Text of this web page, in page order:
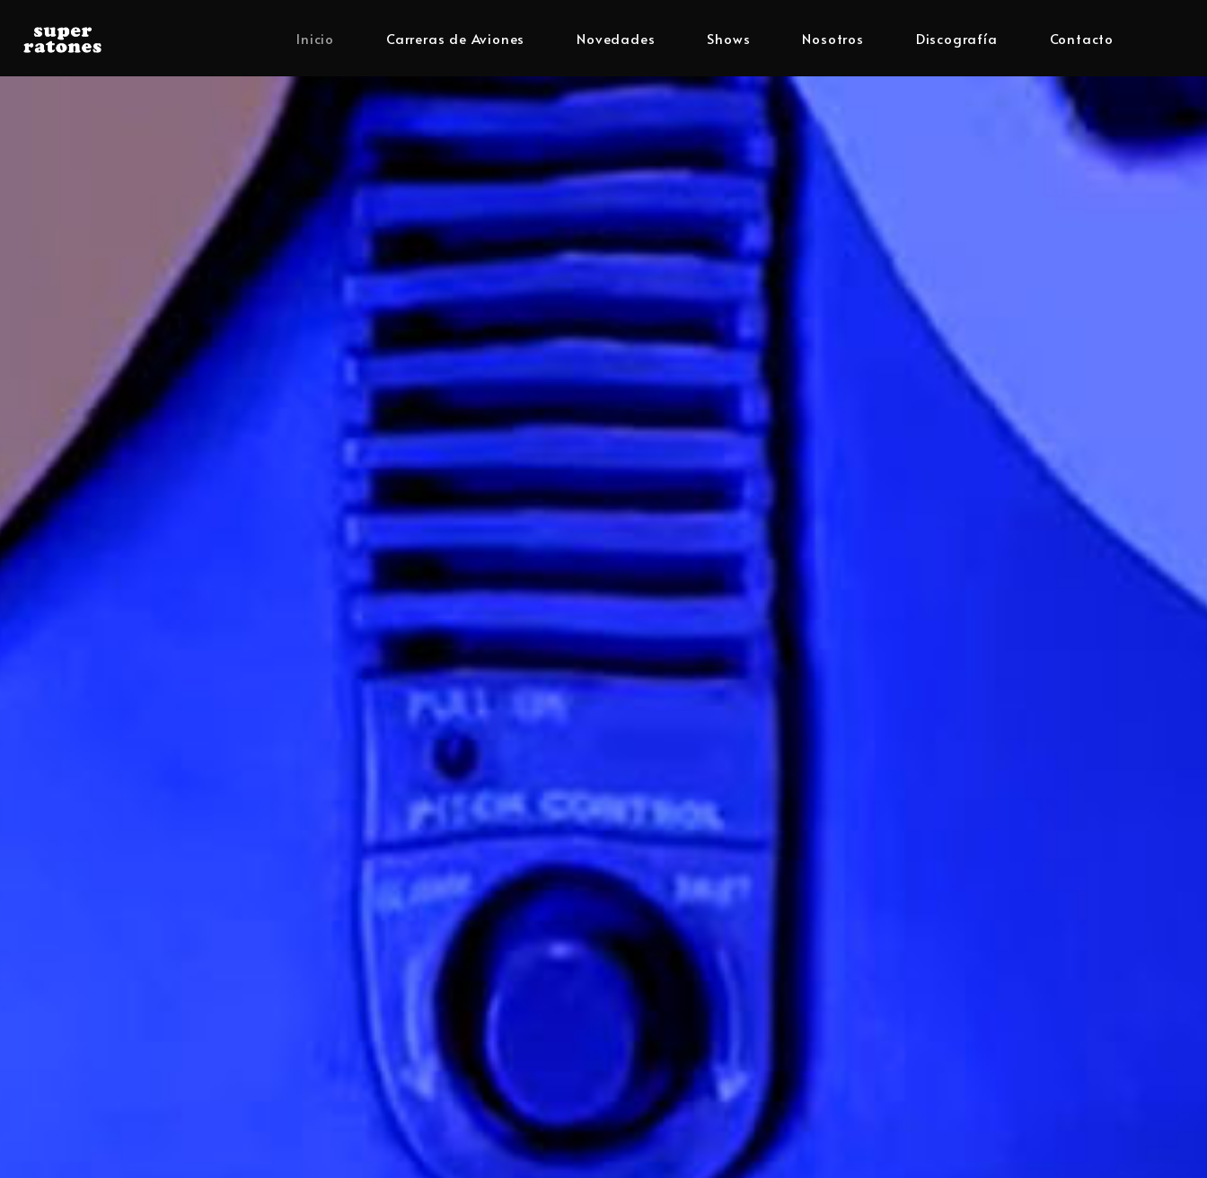
Inicio Carreras de Aviones Novedades Shows Nosotros Discografía Contacto